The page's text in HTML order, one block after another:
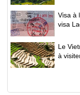
Visa à
visa
Le
à